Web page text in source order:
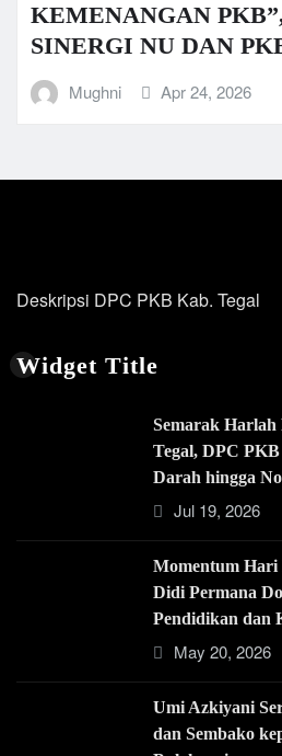
KEMENANGAN
SINERGI NU DAN
Mughni Apr 24, 2026
Deskripsi DPC PKB Kab. Tegal
Widget Title
Semarak Harlah
Tegal, DPC
Darah hingga
Jul 19, 2026
Momentum Hari
Didi Permana
Pendidikan dan
May 20, 2026
Umi Azkiyani
dan Sembako